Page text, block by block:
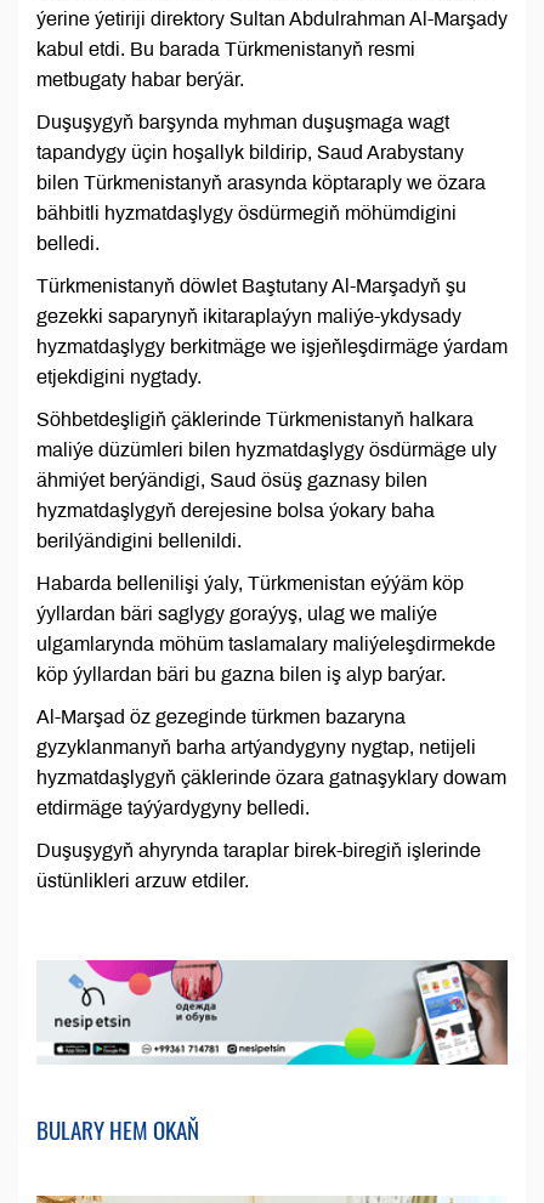
ýerine ýetiriji direktory Sultan Abdulrahman Al-Marşady
kabul etdi. Bu barada Türkmenistanyň resmi
metbugaty habar berýär.
Duşuşygyň barşynda myhman duşuşmaga wagt
tapandygy üçin hoşallyk bildirip, Saud Arabystany
bilen Türkmenistanyň arasynda köptaraply we özara
bähbitli hyzmatdaşlygy ösdürmegiň möhümdigini
belledi.
Türkmenistanyň döwlet Baştutany Al-Marşadyň şu
gezekki saparynyň ikitaraplaýyn maliýe-ykdysady
hyzmatdaşlygy berkitmäge we işjeňleşdirmäge ýardam
etjekdigini nygtady.
Söhbetdeşligiň çäklerinde Türkmenistanyň halkara
maliýe düzümleri bilen hyzmatdaşlygy ösdürmäge uly
ähmiýet berýändigi, Saud ösüş gaznasy bilen
hyzmatdaşlygyň derejesine bolsa ýokary baha
berilýändigini bellenildi.
Habarda bellenilişi ýaly, Türkmenistan eýýäm köp
ýyllardan bäri saglygy goraýyş, ulag we maliýe
ulgamlarynda möhüm taslamalary maliýeleşdirmekde
köp ýyllardan bäri bu gazna bilen iş alyp barýar.
Al-Marşad öz gezeginde türkmen bazaryna
gyzyklanmanyň barha artýandygyny nygtap, netijeli
hyzmatdaşlygyň çäklerinde özara gatnaşyklary dowam
etdirmäge taýýardygyny belledi.
Duşuşygyň ahyrynda taraplar birek-biregiň işlerinde
üstünlikleri arzuw etdiler.
BULARY HEM OKAŇ